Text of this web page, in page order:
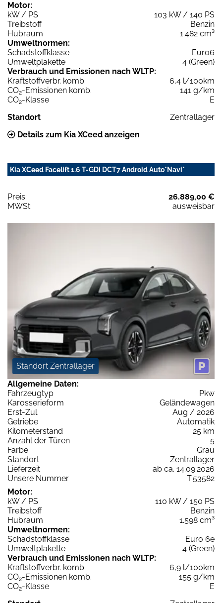
Motor:
kW / PS
103 kW / 140 PS
Treibstoff
Benzin
Hubraum
1.482 cm³
Umweltnormen:
Schadstoffklasse
Euro6
Umweltplakette
4 (Green)
Verbrauch und Emissionen nach WLTP:
Kraftstoffverbr. komb.
6,4 l/100km
CO2-Emissionen komb.
141 g/km
CO2-Klasse
E
Standort
Zentrallager
Details zum Kia XCeed anzeigen
Kia XCeed Facelift 1.6 T-GDi DCT7 Android Auto*Navi*
Preis:
26.889,00 €
MWSt:
ausweisbar
Standort Zentrallager
Allgemeine Daten:
Fahrzeugtyp
Pkw
Karosserieform
Geländewagen
Erst-Zul.
Aug / 2026
Getriebe
Automatik
Kilometerstand
25 km
Anzahl der Türen
5
Farbe
Grau
Standort
Zentrallager
Lieferzeit
ab ca. 14.09.2026
Unsere Nummer
T.53582
Motor:
kW / PS
110 kW / 150 PS
Treibstoff
Benzin
Hubraum
1.598 cm³
Umweltnormen:
Schadstoffklasse
Euro 6e
Umweltplakette
4 (Green)
Verbrauch und Emissionen nach WLTP:
Kraftstoffverbr. komb.
6,9 l/100km
CO2-Emissionen komb.
155 g/km
CO2-Klasse
E